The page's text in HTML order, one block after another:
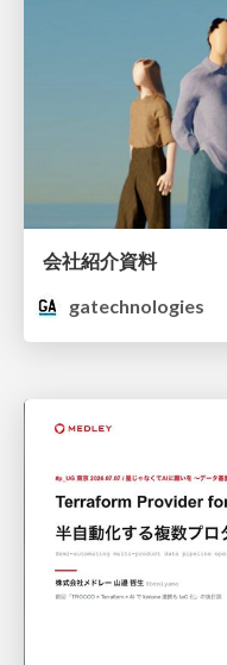
会社紹介資料
gatechnologies